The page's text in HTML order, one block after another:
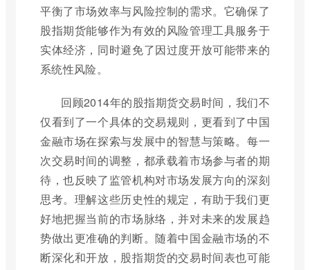
平衡了市场效率与风险控制的需求。它确保了
股指期货能够作为有效的风险管理工具服务于
实体经济，同时避免了因过度开放可能带来的
系统性风险。
回顾2014年的股指期货交易时间，我们不
仅看到了一个具体的交易规则，更看到了中国
金融市场在探索与发展中的智慧与策略。每一
次交易时间的调整，都承载着市场参与者的期
待，也反映了监管机构对市场发展方向的深刻
思考。理解这些历史性的规定，有助于我们更
好地把握当前的市场脉络，并对未来的发展趋
势做出更准确的判断。随着中国金融市场的不
断深化和开放，股指期货的交易时间表也可能